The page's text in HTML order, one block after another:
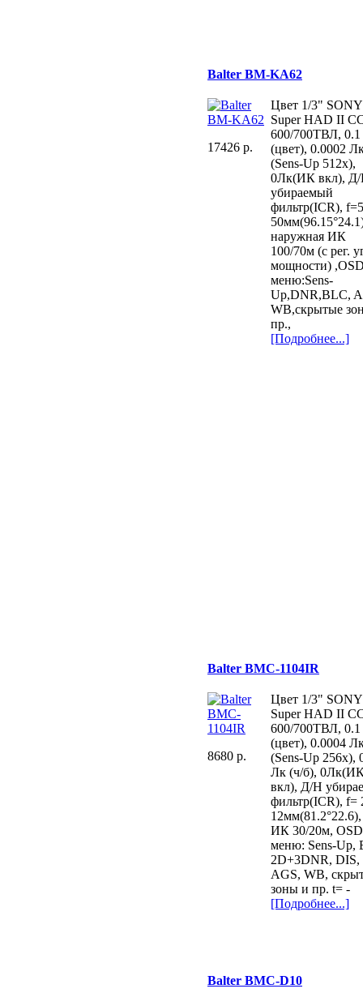
Balter BM-KA62
17426 p.
Цвет 1/3" SONY
Super HAD II
600/700ТВЛ,
(цвет), 0.0002
(Sens-Up 512х),
0Лк(ИК вкл),
убираемый
фильтр(ICR),
наружная ИК
100/70м (с рег.
мощности)
меню:Sens-
Up,DNR,BLC,
WB,скрытые
пр.,
[Подробнее...]
Balter BMC-1104IR
8680 p.
Цвет 1/3" SONY
Super HAD II
600/700ТВЛ,
(цвет), 0.0004
(Sens-Up 256х),
Лк (ч/б),
вкл), Д/Н
фильтр(ICR), f=
ИК 30/20м, OSD
меню: Sens-Up,
2D+3DNR, DIS,
AGS, WB,
зоны и пр. t= -
[Подробнее...]
Balter BMC-D10